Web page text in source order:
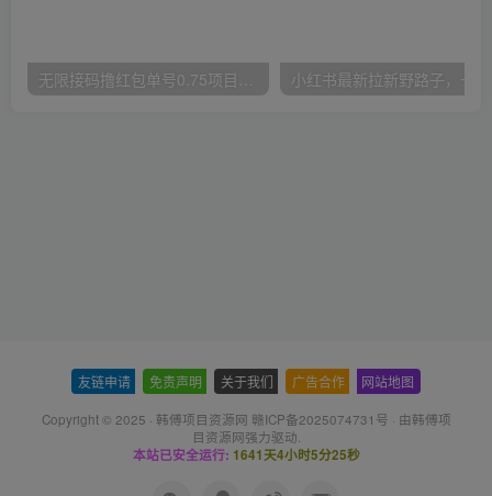
友链申请 免责声明 关于我们 广告合作 网站地图
Copyright © 2025 · 韩傅项目资源网 赣ICP备2025074731号 · 由韩傅项
目资源网强力驱动.
本站已安全运行: 1641天4小时5分26秒